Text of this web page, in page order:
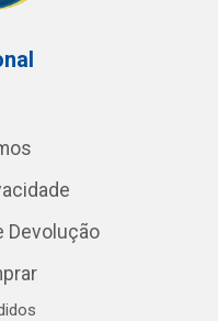
Devolução